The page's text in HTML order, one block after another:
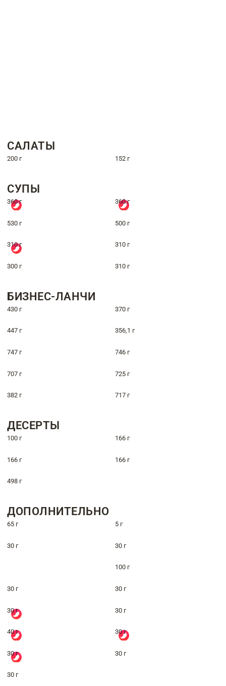
САЛАТЫ
200 г 152 г
СУПЫ
360 г 360 г
530 г 500 г
310 г 310 г
300 г 310 г
БИЗНЕС-ЛАНЧИ
430 г 370 г
447 г 356,1 г
747 г 746 г
707 г 725 г
382 г 717 г
ДЕСЕРТЫ
100 г 166 г
166 г 166 г
498 г
ДОПОЛНИТЕЛЬНО
65 г 5 г
30 г 30 г
100 г
30 г 30 г
30 г 30 г
40 г 30 г
30 г 30 г
30 г